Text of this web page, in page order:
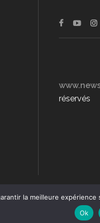
réservés
la meilleure
Ok